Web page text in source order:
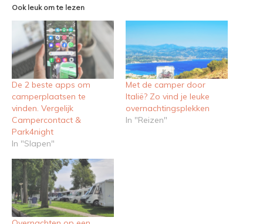
Ook leuk om te lezen
De 2 beste apps om
camperplaatsen te
vinden. Vergelijk
Campercontact &
Park4night
In "Slapen"
Met de camper door
Italië? Zo vind je leuke
overnachtingsplekken
In "Reizen"